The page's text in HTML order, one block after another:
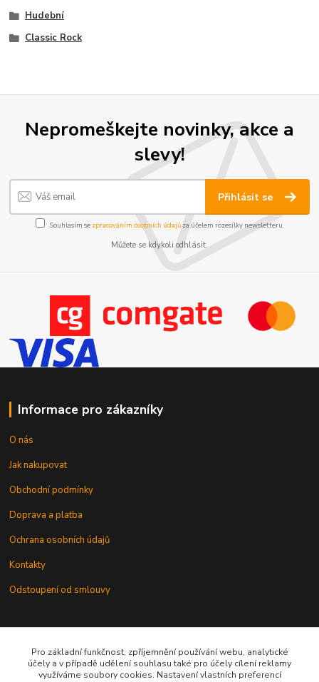
Hudební
Classic Rock
Nepromeškejte novinky, akce a
slevy!
Přihlásit se
Souhlasím se zpracováním osobních údajůza účelem rozesílky newsletteru.
Můžete se kdykoli odhlásit.
Informace pro zákazníky
O nás
Jak nakupovat
Obchodní podmínky
Doprava a platba
Ochrana osobních údajů
Kontakty
Odstoupení od smlouvy
Pro základní funkčnost, zpříjemnění používání webu, analytické
účely a v případě udělení souhlasu také pro účely cílení reklamy
využíváme soubory cookies. Nastavení vlastních preferencí